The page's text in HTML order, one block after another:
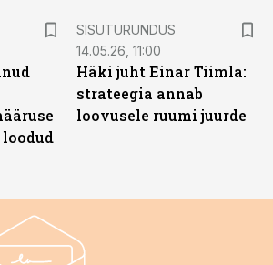
SISUTURUNDUS
14.05.26, 11:00
Häki juht Einar Tiimla:
strateegia annab
loovusele ruumi juurde